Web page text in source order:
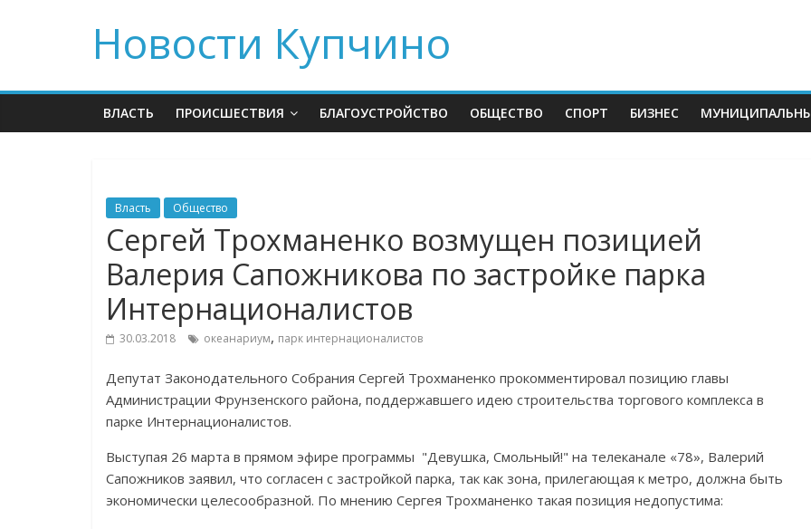
Новости Купчино
ВЛАСТЬ ПРОИСШЕСТВИЯ БЛАГОУСТРОЙСТВО ОБЩЕСТВО СПОРТ БИЗНЕС
Власть Общество
Сергей Трохманенко возмущен позицией
Валерия Сапожникова по застройке парка
Интернационалистов
30.03.2018 океанариум, парк интернационалистов
Депутат Законодательного Собрания Сергей Трохманенко прокомментировал позицию главы
Администрации Фрунзенского района, поддержавшего идею строительства торгового комплекса в
парке Интернационалистов.
Выступая 26 марта в прямом эфире программы "Девушка, Смольный!" на телеканале «78», Валерий
Сапожников заявил, что согласен с застройкой парка, так как зона, прилегающая к метро, должна быть
экономически целесообразной. По мнению Сергея Трохманенко такая позиция недопустима: